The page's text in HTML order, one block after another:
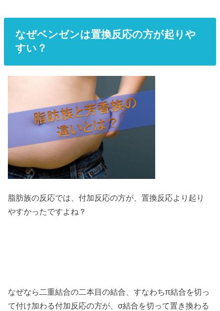
なぜベンゼンは置換反応の方が起りや
すい？
脂肪族の反応では、付加反応の方が、置換反応より起り
やすかったですよね？
なぜなら二重結合の二本目の結合、すなわちπ結合を切っ
て付け加わる付加反応の方が、σ結合を切って置き換わる